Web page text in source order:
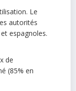
Le
autorités
espagnoles.
de
(85% en